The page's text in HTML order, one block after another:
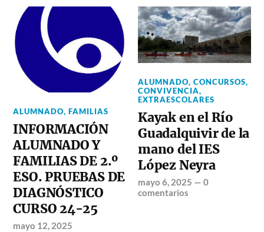
ALUMNADO,FAMILIAS
INFORMACIÓN
ALUMNADO Y
FAMILIAS DE 2.º
ESO. PRUEBAS DE
DIAGNÓSTICO
CURSO 24-25
mayo 12, 2025
ALUMNADO,CONCURSOS,
CONVIVENCIA,
EXTRAESCOLARES
Kayak en el Río
Guadalquivir de la
mano del IES
López Neyra
mayo 6, 2025 —0
comentarios